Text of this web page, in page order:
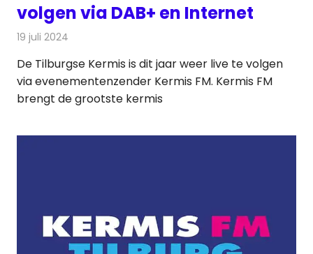
volgen via DAB+ en Internet
19 juli 2024
De Tilburgse Kermis is dit jaar weer live te volgen
via evenementenzender Kermis FM. Kermis FM
brengt de grootste kermis